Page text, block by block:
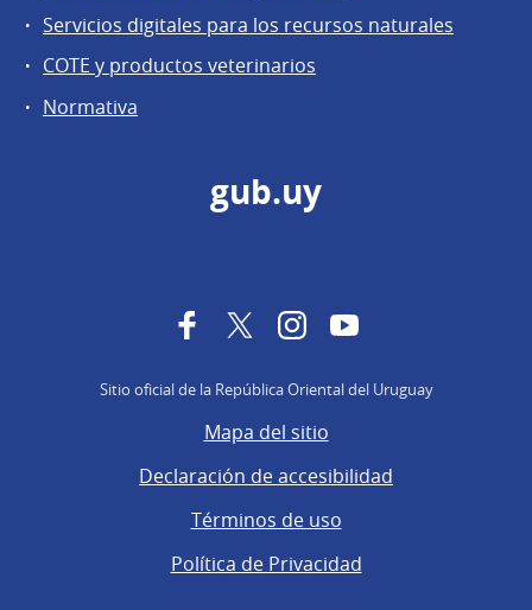
Servicios digitales para los recursos naturales
COTE y productos veterinarios
Normativa
gub.uy
FacebookTwitterInstagramYouTube
Sitio oficial de la República Oriental del Uruguay
Mapa del sitio
Declaración de accesibilidad
Términos de uso
Política de Privacidad